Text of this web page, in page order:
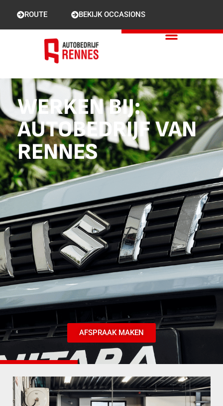
ROUTE BEKIJK OCCASIONS
WERKEN BIJ:
AUTOBEDRIJF VAN
RENNES
AFSPRAAK MAKEN